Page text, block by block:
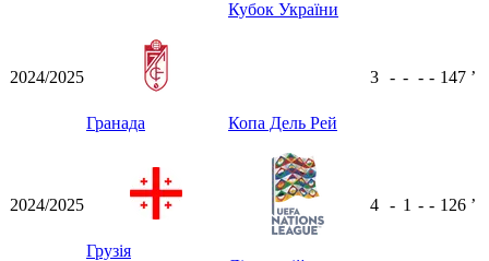
Кубок України
2024/2025
Гранада Копа Дель Рей
3 - - - - 147 ʼ
2024/2025
Грузія
4 - 1 - - 126 ʼ